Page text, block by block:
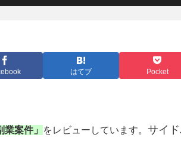
はてブ Pocket
業案件」 をレビューしています。 サイ